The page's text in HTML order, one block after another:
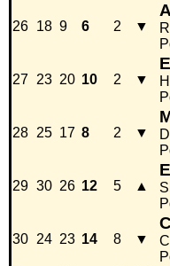
26 18 9 6 2 ▼
27 23 20 10 2 ▼
28 25 17 8 2 ▼
29 30 26 12 5 ▲
30 24 23 14 8 ▼